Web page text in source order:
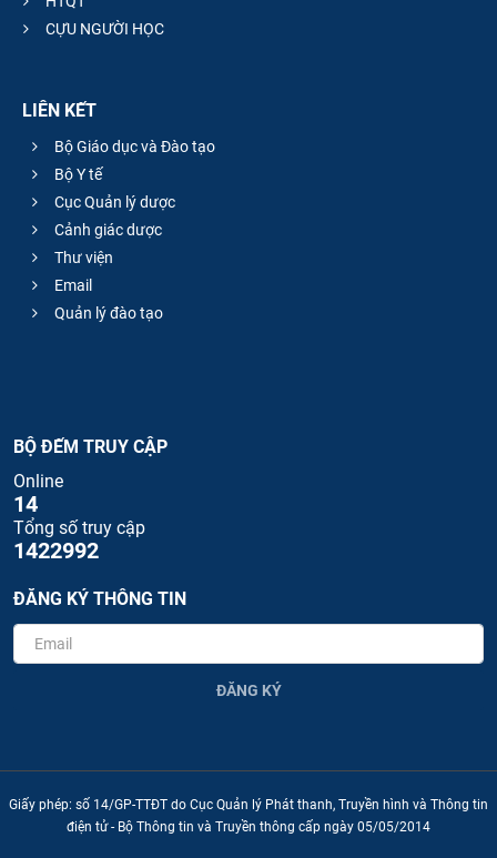
CỰU NGƯỜI HỌC
LIÊN KẾT
Bộ Giáo dục và Đào tạo
Bộ Y tế
Cục Quản lý dược
Cảnh giác dược
Thư viện
Email
Quản lý đào tạo
BỘ ĐẾM TRUY CẬP
Online
14
Tổng số truy cập
1422992
ĐĂNG KÝ THÔNG TIN
ĐĂNG KÝ
Giấy phép: số 14/GP-TTĐT do Cục Quản lý Phát thanh, Truyền hình và Thông tin
điện tử - Bộ Thông tin và Truyền thông cấp ngày 05/05/2014